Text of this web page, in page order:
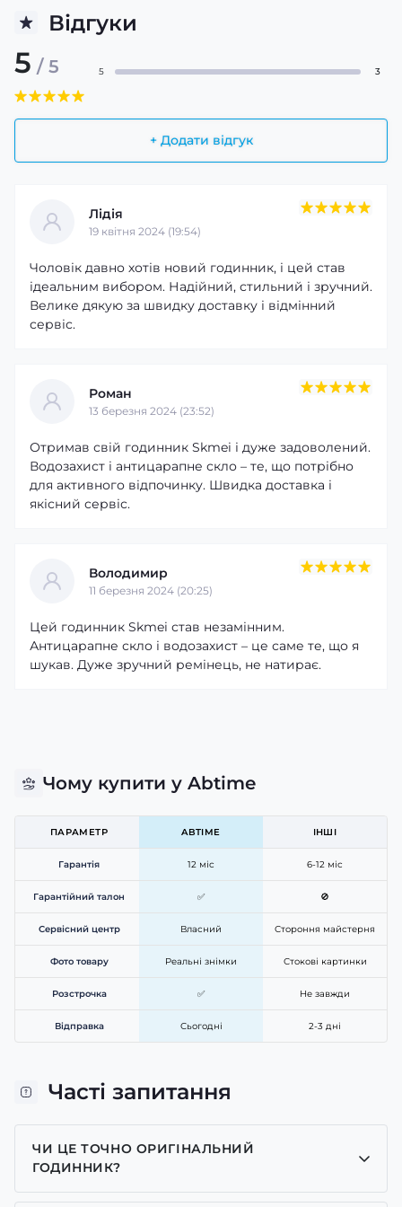
Відгуки
5 / 5
+ Додати відгук
5 3
Лідія
19 квітня 2024 (19:54)
Чоловік давно хотів новий годинник, і цей став
ідеальним вибором. Надійний, стильний і зручний.
Велике дякую за швидку доставку і відмінний
сервіс.
Роман
13 березня 2024 (23:52)
Отримав свій годинник Skmei і дуже задоволений.
Водозахист і антицарапне скло – те, що потрібно
для активного відпочинку. Швидка доставка і
якісний сервіс.
Володимир
11 березня 2024 (20:25)
Цей годинник Skmei став незамінним.
Антицарапне скло і водозахист – це саме те, що я
шукав. Дуже зручний ремінець, не натирає.
Чому купити у Abtime
ПАРАМЕТР ABTIME ІНШІ
Гарантія 12 міс 6-12 міс
Гарантійний талон ✅ 🚫
Сервісний центр Власний Стороння майстерня
Фото товару Реальні знімки Стокові картинки
Розстрочка ✅ Не завжди
Відправка Сьогодні 2-3 дні
Часті запитання
ЧИ ЦЕ ТОЧНО ОРИГІНАЛЬНИЙ
ГОДИННИК?
Так, усі годинники у нас лише оригінальні, ми є